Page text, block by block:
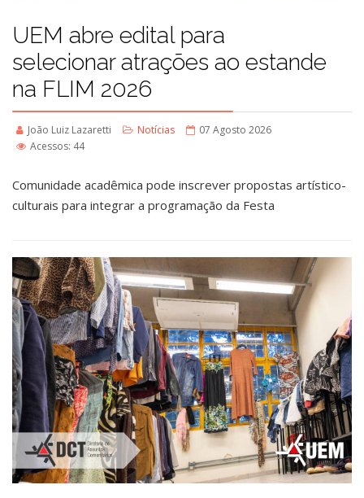
UEM abre edital para
selecionar atrações ao estande
na FLIM 2026
João Luiz Lazaretti Notícias
07 Agosto 2026
Acessos: 44
Comunidade acadêmica pode inscrever propostas artístico-
culturais para integrar a programação da Festa